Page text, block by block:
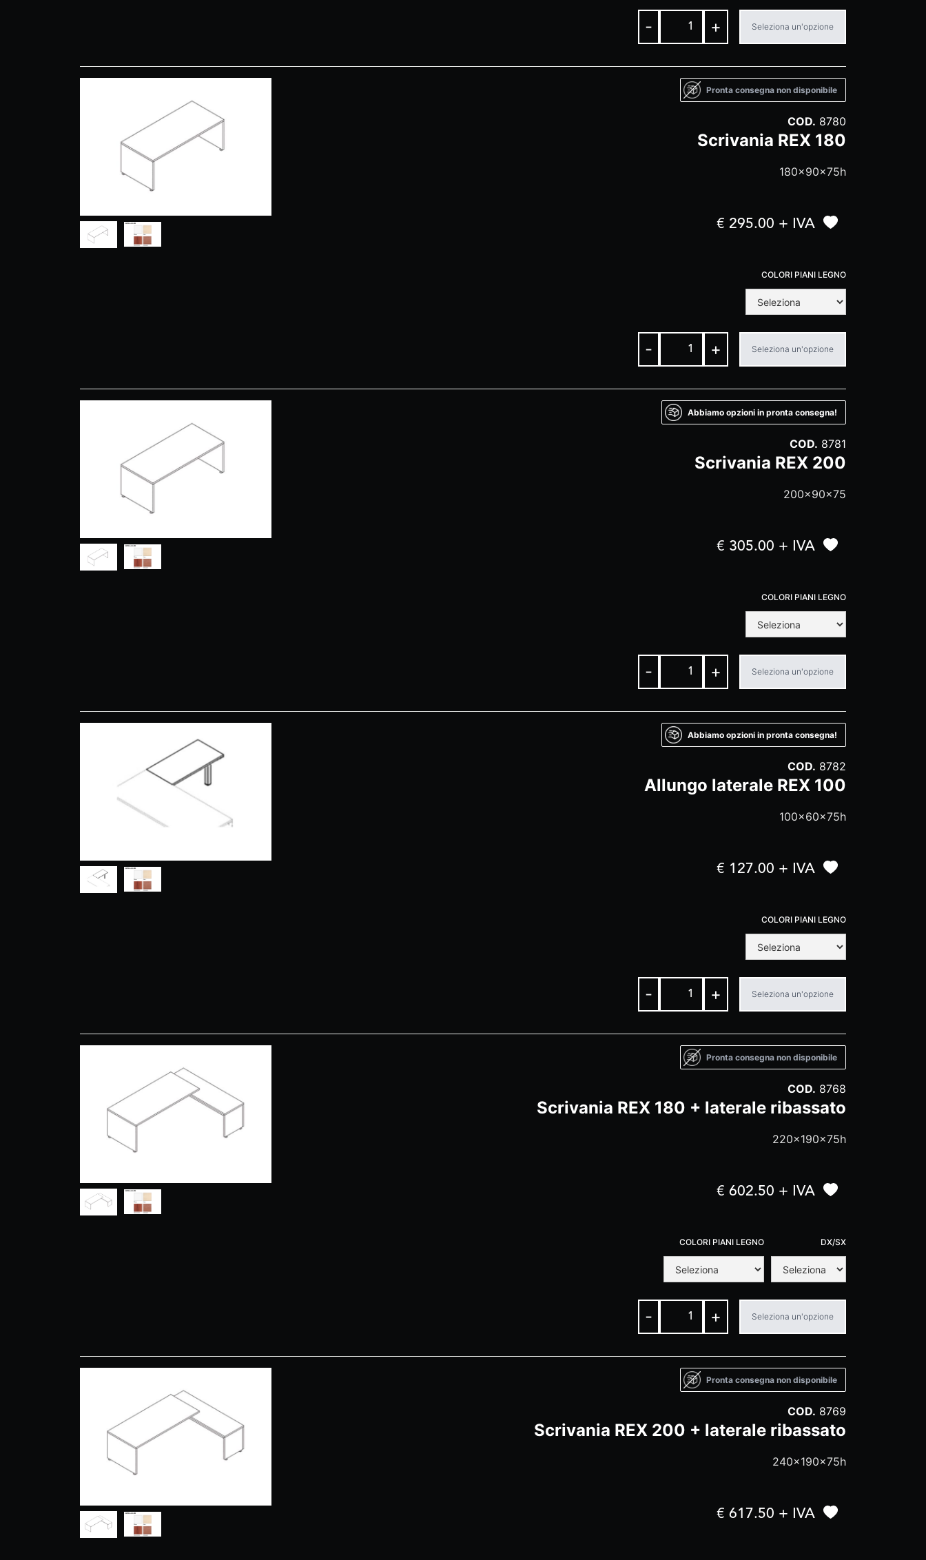
- + Seleziona un'opzione
Pronta consegna non disponibile
COD. 8780
Scrivania REX 180
180x90x75h
€ 295.00 + IVA
COLORI PIANI LEGNO
- + Seleziona un'opzione
Abbiamo opzioni in pronta consegna!
COD. 8781
Scrivania REX 200
200x90x75
€ 305.00 + IVA
COLORI PIANI LEGNO
- + Seleziona un'opzione
Abbiamo opzioni in pronta consegna!
COD. 8782
Allungo laterale REX 100
100x60x75h
€ 127.00 + IVA
COLORI PIANI LEGNO
- + Seleziona un'opzione
Pronta consegna non disponibile
COD. 8768
Scrivania REX 180 + laterale ribassato
220x190x75h
€ 602.50 + IVA
COLORI PIANI LEGNO DX/SX
- + Seleziona un'opzione
Pronta consegna non disponibile
COD. 8769
Scrivania REX 200 + laterale ribassato
240x190x75h
€ 617.50 + IVA